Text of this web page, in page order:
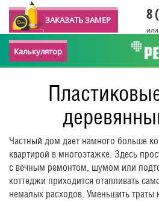
ЗАКАЗАТЬ ЗАМЕР 8
или
Калькулятор
Частный дом дает намного больше
квартирой в многоэтажке. Здесь
с вечным ремонтом, шумом или
коттеджи приходится отапливать
немалых расходов. Уменьшить траты